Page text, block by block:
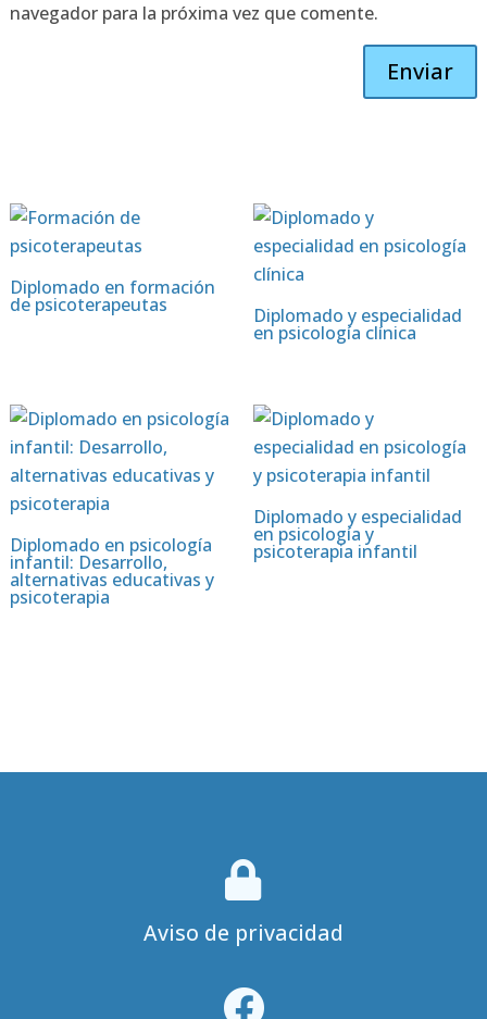
navegador para la próxima vez que comente.
Enviar
Diplomado en formación
de psicoterapeutas Diplomado y especialidad
en psicología clínica
Diplomado en psicología
infantil: Desarrollo,
alternativas educativas y
psicoterapia
Diplomado y especialidad
en psicología y
psicoterapia infantil

Aviso de privacidad
